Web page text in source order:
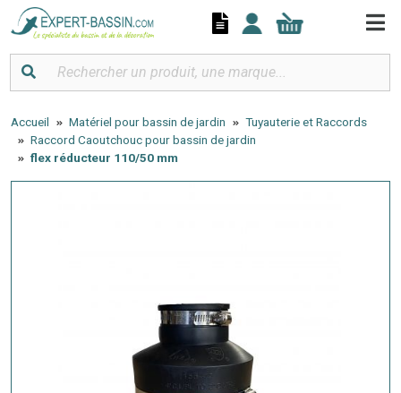
Accueil Matériel pour bassin de jardin
Tuyauterie et Raccords
Raccord Caoutchouc pour bassin de jardin
flex réducteur 110/50 mm
Panneau de gestion des cookies